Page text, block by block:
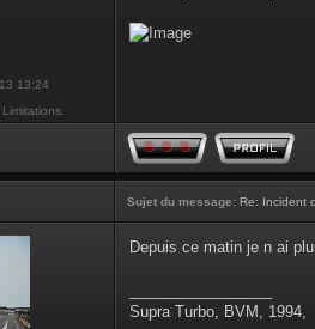
13:24
Sujet du message: Re: Incident
Depuis ce matin je n ai
Supra Turbo, BVM, 1994,